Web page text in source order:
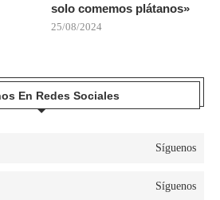
solo comemos plátanos»
25/08/2024
En Redes Sociales
Síguenos
Síguenos